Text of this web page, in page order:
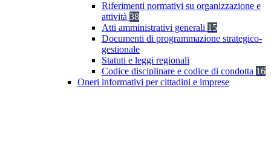
Riferimenti normativi su organizzazione e
attività 38
Atti amministrativi generali 15
Documenti di programmazione strategico-
gestionale
Statuti e leggi regionali
Codice disciplinare e codice di condotta 16
Oneri informativi per cittadini e imprese